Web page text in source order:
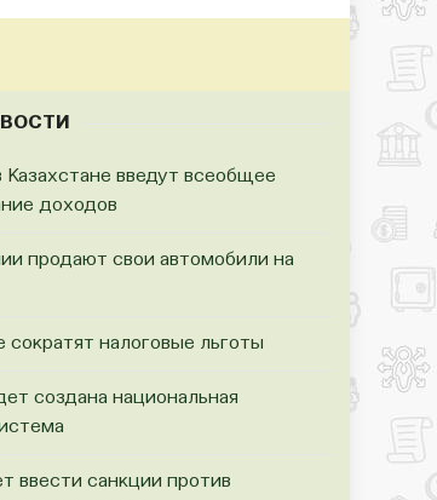
Казахстане введут всеобщее
доходов
продают свои автомобили на
сократят налоговые льготы
создана национальная
ввести санкции против